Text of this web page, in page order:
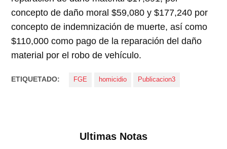
concepto de daño moral $59,080 y $177,240 por
concepto de indemnización de muerte, así como
$110,000 como pago de la reparación del daño
material por el robo de vehículo.
ETIQUETADO: FGE homicidio Publicacion3
Ultimas Notas